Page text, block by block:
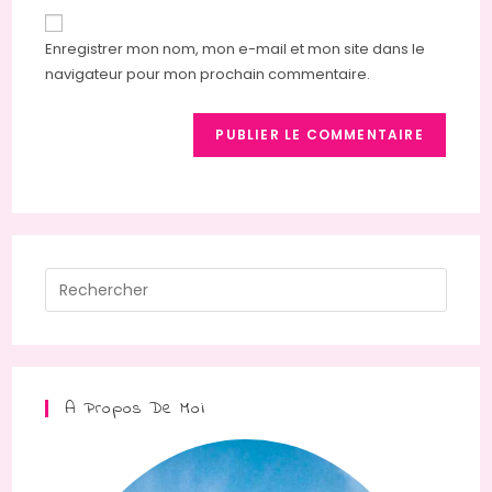
comment
de
votre
site
Enregistrer mon nom, mon e-mail et mon site dans le
navigateur pour mon prochain commentaire.
A Propos De Moi